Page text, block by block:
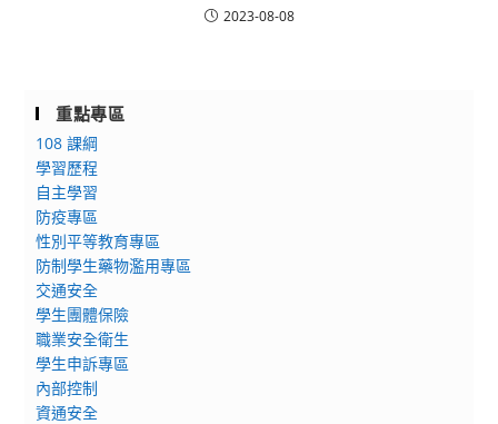
2023-08-08
重點專區
108 課綱
學習歷程
自主學習
防疫專區
性別平等教育專區
防制學生藥物濫用專區
交通安全
學生團體保險
職業安全衛生
學生申訴專區
內部控制
資通安全